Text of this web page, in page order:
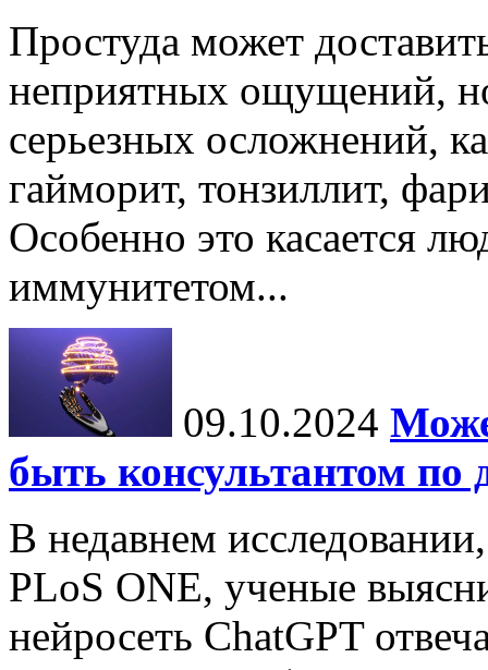
Простуда может
неприятных ощущений,
серьезных осложнений,
гайморит, тонзиллит,
Особенно это касается
иммунитетом...
09.10.2024
быть консультантом по
В недавнем
PLoS ONE, ученые
нейросеть ChatGPT